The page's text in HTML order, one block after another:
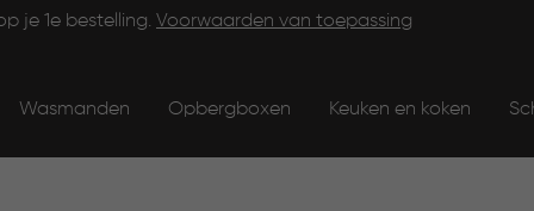
je 1e bestelling. Voorwaarden van toepassing
Wasmanden Opbergboxen Keuken en koken